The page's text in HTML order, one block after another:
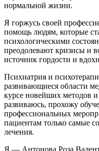
нормальной жизни.
Я горжусь своей
помощь людям, которые
психологическими
преодолевают кризисы и
источник гордости и
Психиатрия и
развивающиеся области
курсе новейших методов
развиваюсь, прохожу
профессиональных
пациентам только самые
лечения.
Я — Антонова Роза